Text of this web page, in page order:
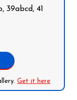
39abcd, 41
Get it here